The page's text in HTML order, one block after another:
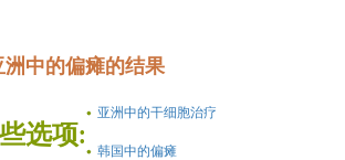
中的偏瘫的结果
选项:
亚洲中的干细胞治疗
韩国中的偏瘫